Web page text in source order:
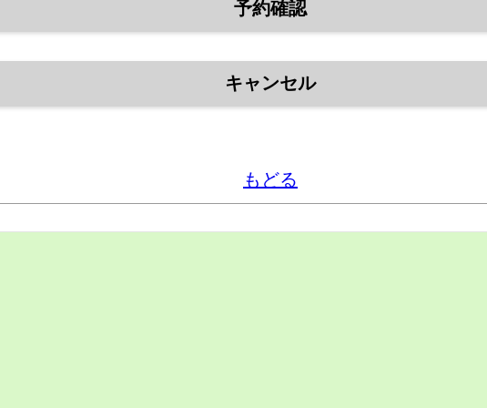
予約確認
キャンセル
もどる